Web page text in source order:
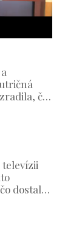
čo
televízii
dostal